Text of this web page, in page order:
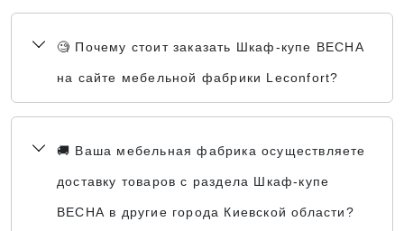
🧐 Почему стоит заказать Шкаф-купе ВЕСНА
на сайте мебельной фабрики Leconfort?
🚚 Ваша мебельная фабрика осуществляете
доставку товаров с раздела Шкаф-купе
ВЕСНА в другие города Киевской области?